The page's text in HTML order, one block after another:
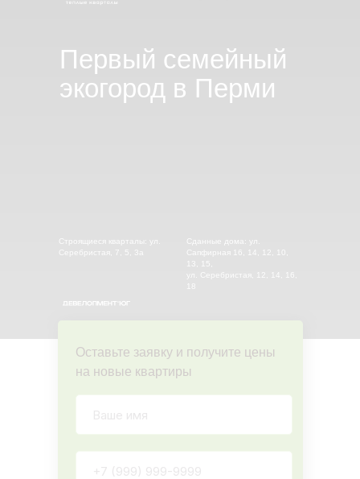
Первый семейный
экогород в Перми
Строящиеся кварталы: ул.
Серебристая, 7, 5, 3а
Сданные дома: ул.
Сапфирная 16, 14, 12, 10,
13, 15,
ул. Серебристая, 12, 14, 16,
18
Оставьте заявку и получите цены
на новые квартиры